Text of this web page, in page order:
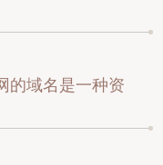
的域名是一种资